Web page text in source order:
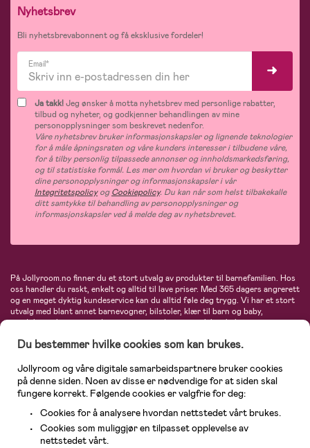
Nyhetsbrev
Bli nyhetsbrevabonnent og få eksklusive fordeler!
Email*
Ja takk!Jeg ønsker å motta nyhetsbrev med personlige rabatter,
tilbud og nyheter, og godkjenner behandlingen av mine
personopplysninger som beskrevet nedenfor.
Våre nyhetsbrev bruker informasjonskapsler og lignende teknologier
for å måle åpningsraten og våre kunders interesser i tilbudene våre,
for å tilby personlig tilpassede annonser og innholdsmarkedsføring,
og til statistiske formål. Les mer om hvordan vi bruker og beskytter
dine personopplysninger og informasjonskapsler i vår
IntegritetspolicyogCookiepolicy. Du kan når som helst tilbakekalle
ditt samtykke til behandling av personopplysninger og
informasjonskapsler ved å melde deg av nyhetsbrevet.
På Jollyroom.no finner du et stort utvalg av produkter til barnefamilien. Hos
oss handler du raskt, enkelt og alltid til lave priser. Med 365 dagers angrerett
og en meget dyktig kundeservice kan du alltid føle deg trygg. Vi har et stort
utvalg med blant annet barnevogner, bilstoler, klær til barn og baby,
produkter til mor, mengder av inspirerende interiør, leker, babyustyr og mye
Maxi-Cosi, Baby Jogger, BabyBjörn, Didriksons, KidKraft, Ergobaby, Philips
største nettbutikk for barn og baby!
Du bestemmer hvilke cookies som kan brukes.
Jollyroom og våre digitale samarbeidspartnere bruker cookies
på denne siden. Noen av disse er nødvendige for at siden skal
fungere korrekt. Følgende cookies er valgfrie for deg:
Cookies for å analysere hvordan nettstedet vårt brukes.
Cookies som muliggjør en tilpasset opplevelse av
nettstedet vårt.